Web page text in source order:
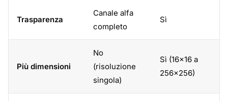
Trasparenza
Canale alfa
completo
Sì
Più dimensioni
No
(risoluzione
singola)
Sì (16x16 a
256x256)